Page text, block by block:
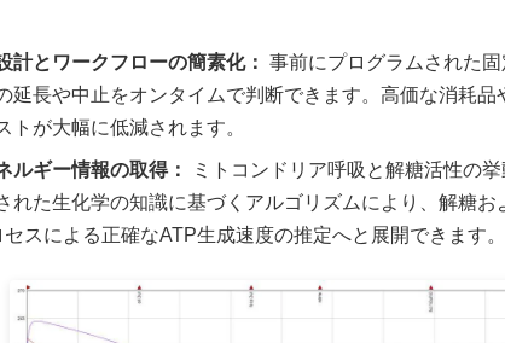
計とワークフローの簡素化： 事前にプログラムされた
延長や中止をオンタイムで判断できます。高価な消耗
トが大幅に低減されます。
ルギー情報の取得：
ミトコンドリア呼吸と解糖活性の
れた生化学の知識に基づくアルゴリズムにより、解糖お
セスによる正確なATP生成速度の推定へと展開できます。